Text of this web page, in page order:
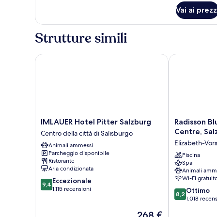
Vai ai
Strutture simili
IMLAUER
Hotel
Pitter
Salzburg
Centro
della
città
di
Salisburgo
IMLAUER Hotel Pitter Salzburg
Centro della città di Salisburgo
Animali ammessi
Parcheggio disponibile
Ristorante
Aria condizionata
9.4
su
9,4 Eccezionale
1.115 recensioni
Il
IMLAUER Hotel Pitter Salzburg
Radisson
Blu
&
Conference
Centre,
Salzburg
Elizabeth-
Vorstadt
Radisson
Centre,
Elizabeth-
Piscina
Spa
Animali
Wi-Fi
8.2
su
8,2 Ottimo
1.018
Radisson Blu